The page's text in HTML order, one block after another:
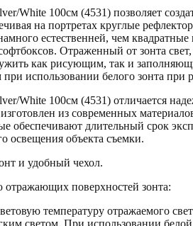
White 100см (4531) позволяет
на портретах круглые
естественней, чем квадратные
Отраженный от зонта
как рисующим, так и
использовании белого зонта при
White 100см (4531) отличается
из современных
обеспечивают длительный срок
освещения объекта съемки.
и удобный чехол.
поверхностей зонта:
температуру отражаемого
светом. При использовании